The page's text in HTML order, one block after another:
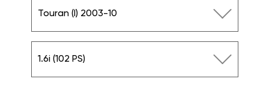
Touran (I) 2003-10
1.6i (102 PS)